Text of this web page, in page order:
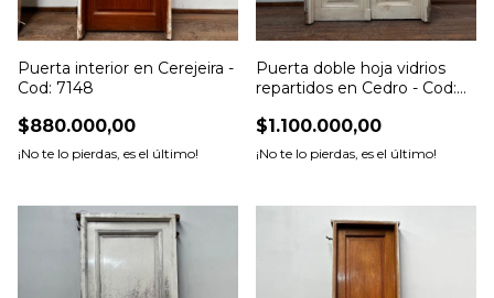
Puerta interior en Cerejeira -
Cod: 7148
$880.000,00
¡No te lo pierdas, es el último!
Puerta doble hoja vidrios
repartidos en Cedro - Cod:
$1.100.000,00
¡No te lo pierdas, es el último!